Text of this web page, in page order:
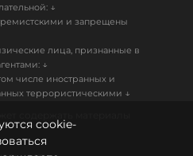
↓
и запрещены
лица, признанные в
↓
числе иностранных и
террористическими ↓
cookie-